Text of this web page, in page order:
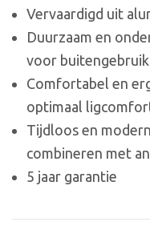
Vervaardigd uit
Duurzaam en
voor buitengebruik
Comfortabel en
optimaal
Tijdloos en
combineren met
5 jaar garantie